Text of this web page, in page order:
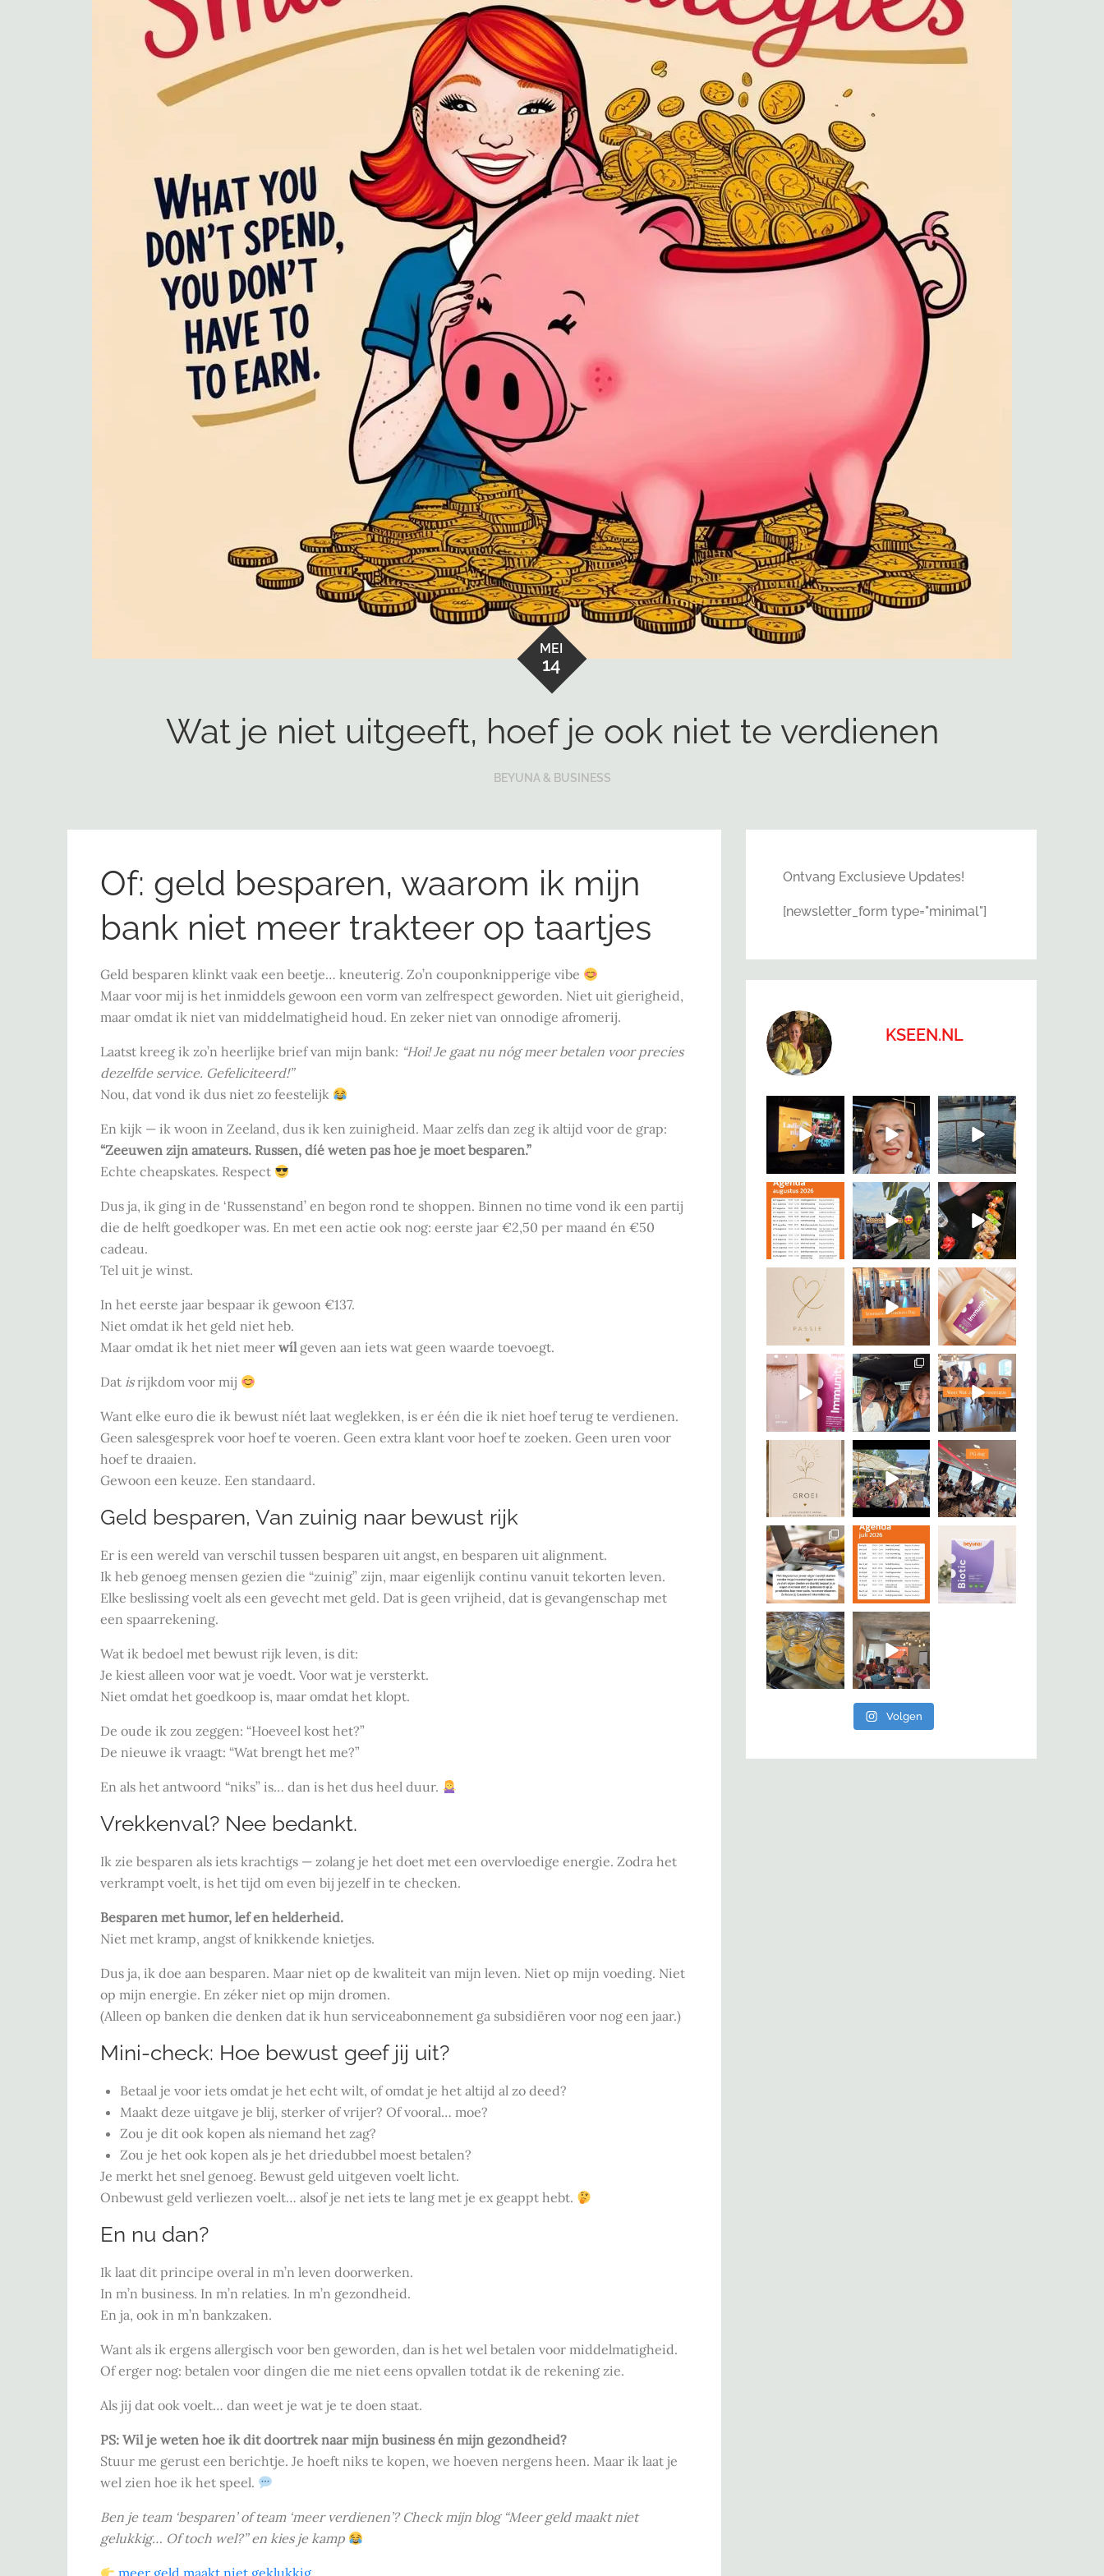
MEI
14
Wat je niet uitgeeft, hoef je ook niet te verdienen
BEYUNA & BUSINESS
Of: geld besparen, waarom ik mijn
bank niet meer trakteer op taartjes
Geld besparen klinkt vaak een beetje… kneuterig. Zo’n couponknipperige vibe
Maar voor mij is het inmiddels gewoon een vorm van zelfrespect geworden. Niet uit gierigheid,
maar omdat ik niet van middelmatigheid houd. En zeker niet van onnodige afromerij.
Laatst kreeg ik zo’n heerlijke brief van mijn bank: “Hoi! Je gaat nu nóg meer betalen voor precies
dezelfde service. Gefeliciteerd!”
Nou, dat vond ik dus niet zo feestelijk
En kijk — ik woon in Zeeland, dus ik ken zuinigheid. Maar zelfs dan zeg ik altijd voor de grap:
“Zeeuwen zijn amateurs. Russen, díé weten pas hoe je moet besparen.”
Echte cheapskates. Respect
Dus ja, ik ging in de ‘Russenstand’ en begon rond te shoppen. Binnen no time vond ik een partij
die de helft goedkoper was. En met een actie ook nog: eerste jaar €2,50 per maand én €50
cadeau.
Tel uit je winst.
In het eerste jaar bespaar ik gewoon €137.
Niet omdat ik het geld niet heb.
Maar omdat ik het niet meer wílgeven aan iets wat geen waarde toevoegt.
Dat isrijkdom voor mij
Want elke euro die ik bewust níét laat weglekken, is er één die ik niet hoef terug te verdienen.
Geen salesgesprek voor hoef te voeren. Geen extra klant voor hoef te zoeken. Geen uren voor
hoef te draaien.
Gewoon een keuze. Een standaard.
Geld besparen, Van zuinig naar bewust rijk
Er is een wereld van verschil tussen besparen uit angst, en besparen uit alignment.
Ik heb genoeg mensen gezien die “zuinig” zijn, maar eigenlijk continu vanuit tekorten leven.
Elke beslissing voelt als een gevecht met geld. Dat is geen vrijheid, dat is gevangenschap met
een spaarrekening.
Wat ik bedoel met bewust rijk leven, is dit:
Je kiest alleen voor wat je voedt. Voor wat je versterkt.
Niet omdat het goedkoop is, maar omdat het klopt.
De oude ik zou zeggen: “Hoeveel kost het?”
De nieuwe ik vraagt: “Wat brengt het me?”
En als het antwoord “niks” is… dan is het dus heel duur.
Vrekkenval? Nee bedankt.
Ik zie besparen als iets krachtigs — zolang je het doet met een overvloedige energie. Zodra het
verkrampt voelt, is het tijd om even bij jezelf in te checken.
Besparen met humor, lef en helderheid.
Niet met kramp, angst of knikkende knietjes.
Dus ja, ik doe aan besparen. Maar niet op de kwaliteit van mijn leven. Niet op mijn voeding. Niet
op mijn energie. En zéker niet op mijn dromen.
(Alleen op banken die denken dat ik hun serviceabonnement ga subsidiëren voor nog een jaar.)
Mini-check: Hoe bewust geef jij uit?
Betaal je voor iets omdat je het echt wilt, of omdat je het altijd al zo deed?
Maakt deze uitgave je blij, sterker of vrijer? Of vooral… moe?
Zou je dit ook kopen als niemand het zag?
Zou je het ook kopen als je het driedubbel moest betalen?
Je merkt het snel genoeg. Bewust geld uitgeven voelt licht.
Onbewust geld verliezen voelt… alsof je net iets te lang met je ex geappt hebt.
En nu dan?
Ik laat dit principe overal in m’n leven doorwerken.
In m’n business. In m’n relaties. In m’n gezondheid.
En ja, ook in m’n bankzaken.
Want als ik ergens allergisch voor ben geworden, dan is het wel betalen voor middelmatigheid.
Of erger nog: betalen voor dingen die me niet eens opvallen totdat ik de rekening zie.
Als jij dat ook voelt… dan weet je wat je te doen staat.
PS: Wil je weten hoe ik dit doortrek naar mijn business én mijn gezondheid?
Stuur me gerust een berichtje. Je hoeft niks te kopen, we hoeven nergens heen. Maar ik laat je
wel zien hoe ik het speel.
Ben je team ‘besparen’ of team ‘meer verdienen’? Check mijn blog “Meer geld maakt niet
gelukkig… Of toch wel?” en kies je kamp
meer geld maakt niet geklukkig
Ontvang Exclusieve Updates!
[newsletter_form type="minimal"]
KSEEN.NL
Volgen